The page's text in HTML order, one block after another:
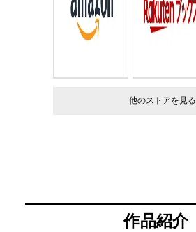
他のストア
作品紹介